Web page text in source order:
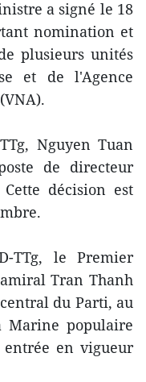
a signé le 18
nomination et
plusieurs unités
et de l'Agence
Nguyen Tuan
de directeur
décision est
TTg, le Premier
Tran Thanh
du Parti, au
Marine populaire
en vigueur